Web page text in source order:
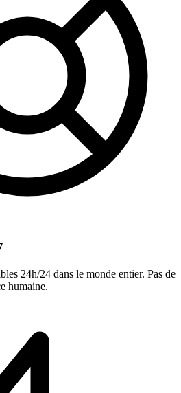
24h/24 dans le monde entier. Pas de
humaine.